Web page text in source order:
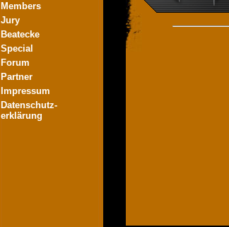
Members
Jury
Beatecke
Special
Forum
Partner
Impressum
Datenschutz-
erklärung